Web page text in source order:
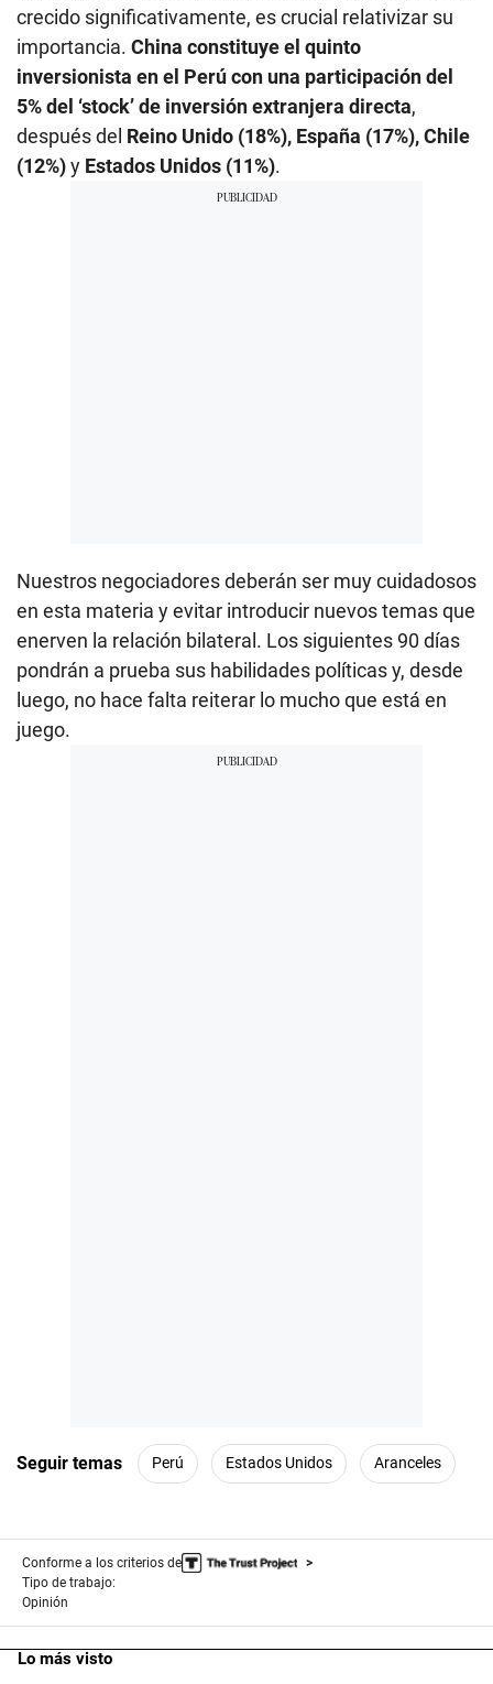
crecido significativamente, es crucial relativizar su
importancia. China constituye el quinto
inversionista en el Perú con una participación del
5% del ‘stock’ de inversión extranjera directa,
después del Reino Unido (18%), España (17%), Chile
(12%)y Estados Unidos (11%).
Nuestros negociadores deberán ser muy cuidadosos
en esta materia y evitar introducir nuevos temas que
enerven la relación bilateral. Los siguientes 90 días
pondrán a prueba sus habilidades políticas y, desde
luego, no hace falta reiterar lo mucho que está en
juego.
Seguir temas Perú Estados Unidos Aranceles
Conforme a los criterios de
Tipo de trabajo:
Opinión
Lo más visto